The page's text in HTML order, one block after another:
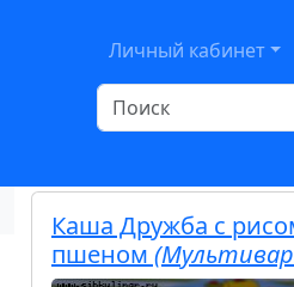
Личный кабинет
Каша Дружба с
пшеном